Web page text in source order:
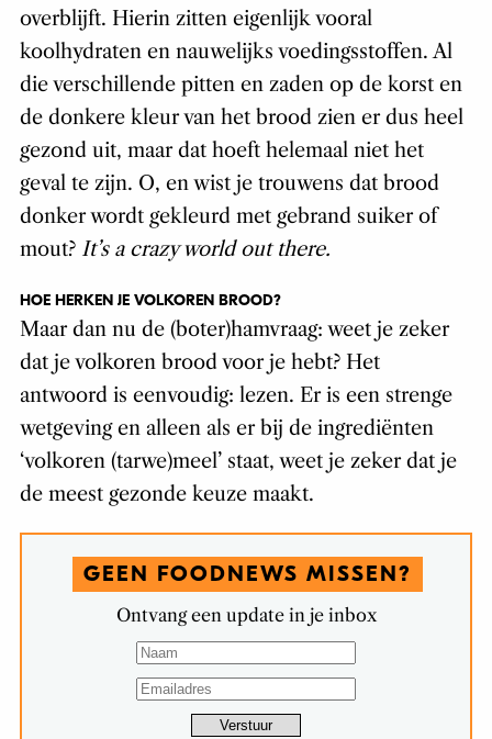
overblijft. Hierin zitten eigenlijk vooral
koolhydraten en nauwelijks voedingsstoffen. Al
die verschillende pitten en zaden op de korst en
de donkere kleur van het brood zien er dus heel
gezond uit, maar dat hoeft helemaal niet het
geval te zijn. O, en wist je trouwens dat brood
donker wordt gekleurd met gebrand suiker of
mout? It’s a crazy world out there.
HOE HERKEN JE VOLKOREN BROOD?
Maar dan nu de (boter)hamvraag: weet je zeker
dat je volkoren brood voor je hebt? Het
antwoord is eenvoudig: lezen. Er is een strenge
wetgeving en alleen als er bij de ingrediënten
‘volkoren (tarwe)meel’ staat, weet je zeker dat je
de meest gezonde keuze maakt.
GEEN FOODNEWS MISSEN?
Ontvang een update in je inbox